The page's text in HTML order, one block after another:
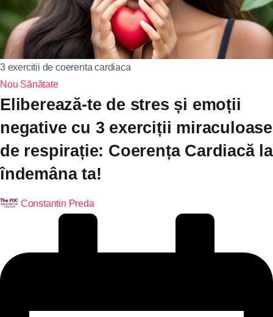
3 exercitii de coerenta cardiaca
Nou Sănătate
Eliberează-te de stres și emoții
negative cu 3 exerciții miraculoase
de respirație: Coerența Cardiacă la
îndemâna ta!
Constantin Preda